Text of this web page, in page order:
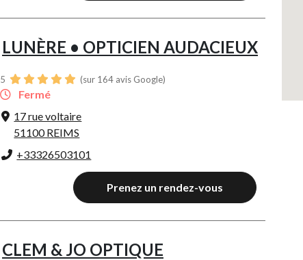
LUNÈRE • OPTICIEN AUDACIEUX
5 (sur 164 avis Google)
Fermé
17 rue voltaire
51100 REIMS
+33326503101
Prenez un rendez-vous
CLEM & JO OPTIQUE